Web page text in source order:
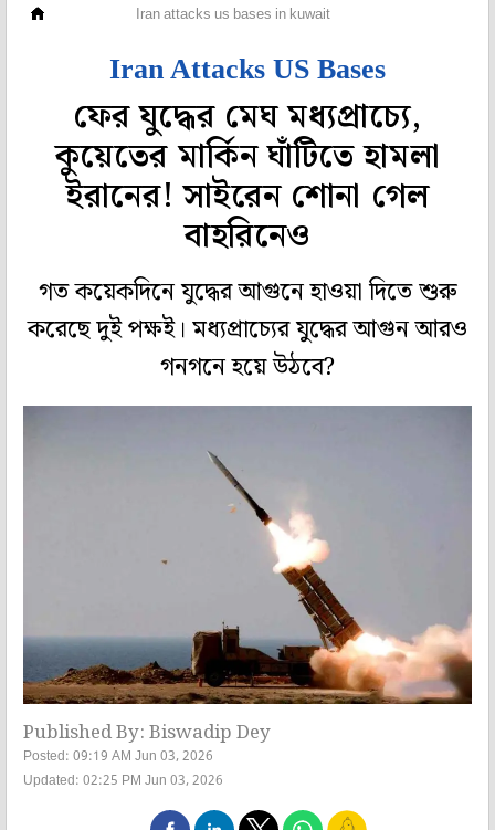
Iran attacks us bases in kuwait
Iran Attacks US Bases
ফের যুদ্ধের মেঘ মধ্যপ্রাচ্যে,
কুয়েতের মার্কিন ঘাঁটিতে হামলা
ইরানের! সাইরেন শোনা গেল
বাহরিনেও
গত কয়েকদিনে যুদ্ধের আগুনে হাওয়া দিতে শুরু
করেছে দুই পক্ষই। মধ্যপ্রাচ্যের যুদ্ধের আগুন আরও
গনগনে হয়ে উঠবে?
Published By: Biswadip Dey
Posted: 09:19 AM Jun 03, 2026
Updated: 02:25 PM Jun 03, 2026